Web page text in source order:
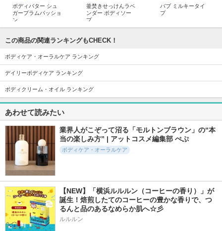
ボディバター シュ
ガープラムパッショ
ン
釜焚きせっけんラベ
ンダー ボディソー
プ
バブ ミルキータイ
プ
5.4
546件
メディテーションバ
ス（香涼み）
きき湯 ファインヒ
きき湯
ピースフルハーブ
5.6
9230件
ディープモイスチャ
ースプレー
キュレル
5.3
3163件
アロマボディシート
アユーラ
5.6
6389件
メディテーションバ
スt
この商品の関連ランキングもCHECK！
ボディケア・オーラルケア ランキング
デイリーボディケア ランキング
ボディクリーム・オイル ランキング
あわせて読みたい
業界人がこぞって沼る「モルトンブラウン」の“本
当の楽しみ方” | アットコスメ編集部 ぺぷ
ボディケア・オーラルケア
【NEW】「横浜ルルルン（コーヒーの香り）」が
誕生！焙煎したてのコーヒーの豊かな香りで、つ
るんと品のあるなめらか肌へ☆彡
ルルルン